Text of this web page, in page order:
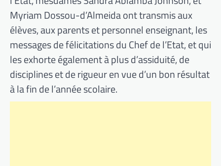
Myriam Dossou-d’Almeida ont transmis aux
élèves, aux parents et personnel enseignant, les
messages de félicitations du Chef de l’Etat, et qui
les exhorte également à plus d’assiduité, de
disciplines et de rigueur en vue d’un bon résultat
à la fin de l’année scolaire.